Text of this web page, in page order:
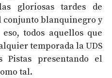
gloriosas tardes de
blanquinegro y
todos aquellos que
temporada la UDS
Pistas presentando el
tal.